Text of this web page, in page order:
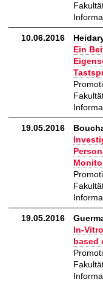
10.06.2016
Ein
19.05.2016
19.05.2016
In-
based